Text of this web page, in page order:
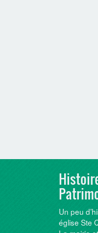
Un peu
église Ste